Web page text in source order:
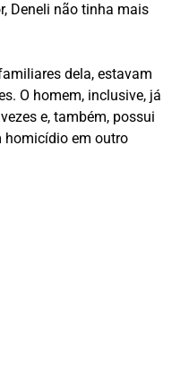
Deneli não tinha mais
dela, estavam
O homem, inclusive, já
e, também, possui
homicídio em outro